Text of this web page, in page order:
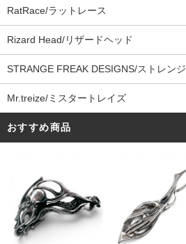
RatRace/ラットレース
Rizard Head/リザードヘッド
STRANGE FREAK DESIGNS/ストレン
Mr.treize/ミスタートレイズ
おすすめ商品